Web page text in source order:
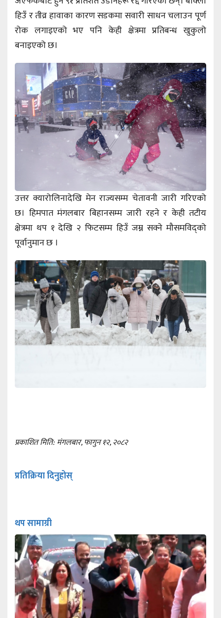
हिउँ र तीव्र हावाका कारण सडकमा सवारी साधन चलाउन पूर्ण
रोक लगाइएको भए पनि केही क्षेत्रमा प्रतिबन्ध खुकुलो
बनाइएको छ।
उत्तर क्यारोलिनादेखि मेन राज्यसम्म चेतावनी जारी गरिएको
छ। हिमपात मंगलबार बिहानसम्म जारी रहने र केही तटीय
क्षेत्रमा थप १ देखि २ फिटसम्म हिउँ जम्न सक्ने मौसमविद्को
पूर्वानुमान छ ।
प्रकाशित मिति: मंगलबार, फागुन १२, २०८२
प्रतिक्रिया दिनुहोस्
थप सामाग्री